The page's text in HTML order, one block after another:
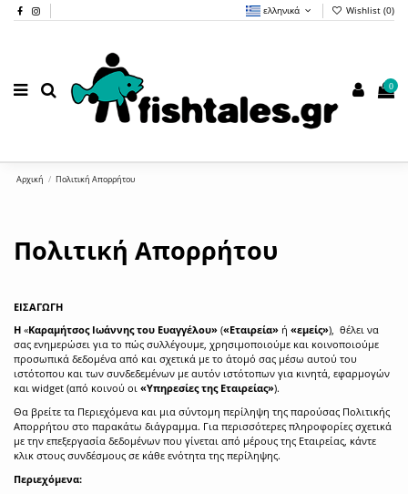
ελληνικά Wishlist (0)
0
Αρχική Πολιτική Απορρήτου
Πολιτική Απορρήτου
ΕΙΣΑΓΩΓΗ
H «Καραμήτσος Ιωάννης του Ευαγγέλου» («Εταιρεία» ή «εμείς»), θέλει να
σας ενημερώσει για το πώς συλλέγουμε, χρησιμοποιούμε και κοινοποιούμε
προσωπικά δεδομένα από και σχετικά με το άτομό σας μέσω αυτού του
ιστότοπου και των συνδεδεμένων με αυτόν ιστότοπων για κινητά, εφαρμογών
και widget (από κοινού οι «Υπηρεσίες της Εταιρείας»).
Θα βρείτε τα Περιεχόμενα και μια σύντομη περίληψη της παρούσας Πολιτικής
Απορρήτου στο παρακάτω διάγραμμα. Για περισσότερες πληροφορίες σχετικά
με την επεξεργασία δεδομένων που γίνεται από μέρους της Εταιρείας, κάντε
κλικ στους συνδέσμους σε κάθε ενότητα της περίληψης.
Περιεχόμενα: